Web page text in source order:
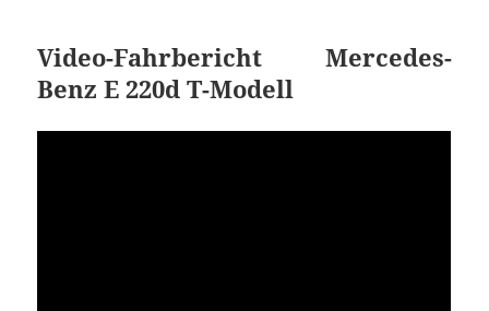
Video-Fahrbericht Mercedes-
Benz E 220d T-Modell